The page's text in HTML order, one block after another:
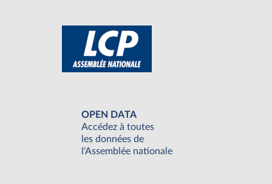
OPEN DATA
Accédez à toutes
les données de
l'Assemblée nationale